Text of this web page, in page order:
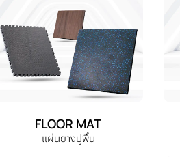
FLOOR MAT
แผ่นยางปูพื้น